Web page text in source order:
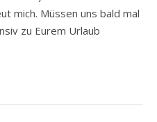
mich. Müssen uns bald mal
zu Eurem Urlaub